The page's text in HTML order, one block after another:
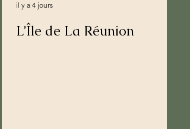
L’Île de La Réunion
il y a 4 jours